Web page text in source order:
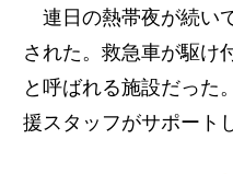
連日の熱帯夜が続い
された。救急車が駆け
と呼ばれる施設だった
援スタッフがサポート